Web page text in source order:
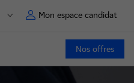
Mon espace candidat
Nos offres